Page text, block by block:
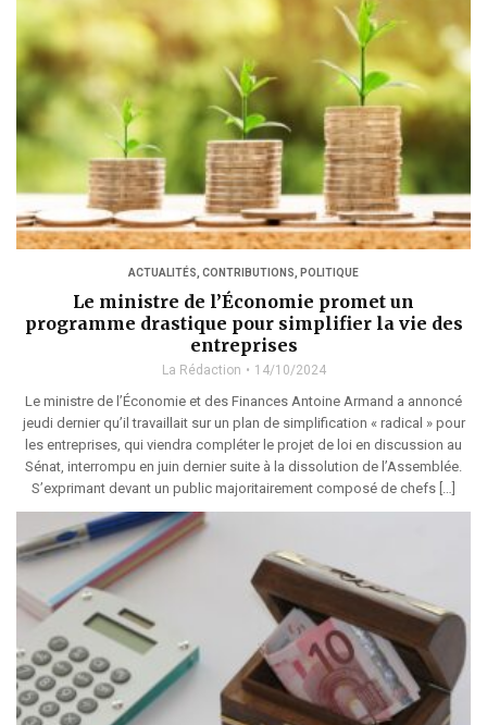
ACTUALITÉS, CONTRIBUTIONS, POLITIQUE
Le ministre de l’Économie promet un
programme drastique pour simplifier la vie des
entreprises
La Rédaction 14/10/2024
Le ministre de l’Économie et des Finances Antoine Armand a annoncé
jeudi dernier qu’il travaillait sur un plan de simplification « radical » pour
les entreprises, qui viendra compléter le projet de loi en discussion au
Sénat, interrompu en juin dernier suite à la dissolution de l’Assemblée.
S’exprimant devant un public majoritairement composé de chefs […]